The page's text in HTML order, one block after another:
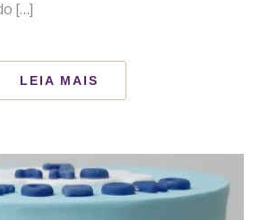
[…]
LEIA MAIS